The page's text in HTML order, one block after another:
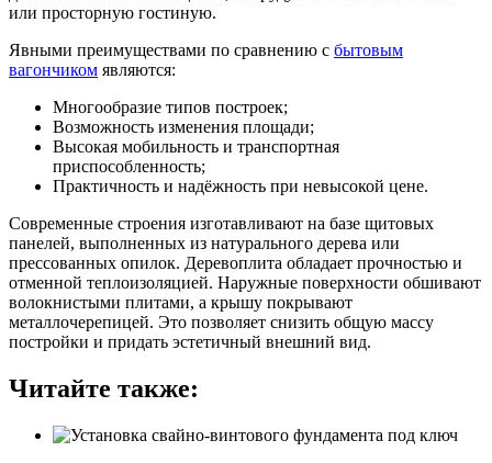
или просторную гостиную.
Явными преимуществами по сравнению с бытовым
вагончиком являются:
Многообразие типов построек;
Возможность изменения площади;
Высокая мобильность и транспортная
приспособленность;
Практичность и надёжность при невысокой цене.
Современные строения изготавливают на базе щитовых
панелей, выполненных из натурального дерева или
прессованных опилок. Деревоплита обладает прочностью и
отменной теплоизоляцией. Наружные поверхности обшивают
волокнистыми плитами, а крышу покрывают
металлочерепицей. Это позволяет снизить общую массу
постройки и придать эстетичный внешний вид.
Читайте также: